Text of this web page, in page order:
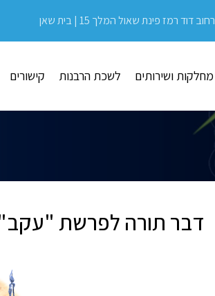
רחוב דוד רמז פינת שאול המלך 15 | בית שאן
מחלקות ושירותים לשכת הרבנות קישורים
דבר תורה לפרשת